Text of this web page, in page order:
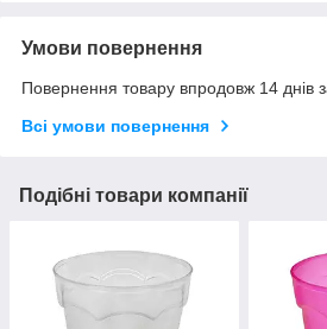
Умови повернення
Повернення товару впродовж 14 днів
Всі умови повернення
Подібні товари компанії